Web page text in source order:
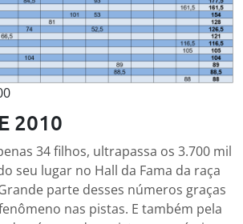
2010
34 filhos, ultrapassa os 3.700 mil
seu lugar no Hall da Fama da raça
parte desses números graças
nas pistas. E também pela